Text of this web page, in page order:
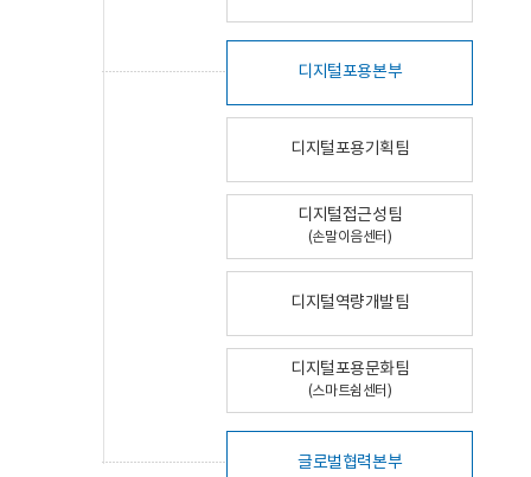
디지털포용본부
디지털포용기획팀
디지털접근성팀
(손말이음센터)
디지털역량개발팀
디지털포용문화팀
(스마트쉼센터)
글로벌협력본부